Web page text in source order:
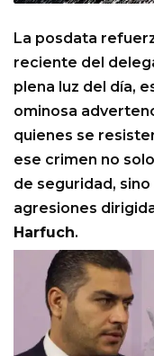
La posdata
reciente del
plena luz del día,
ominosa
quienes se
ese crimen no
de seguridad,
agresiones
Harfuch.